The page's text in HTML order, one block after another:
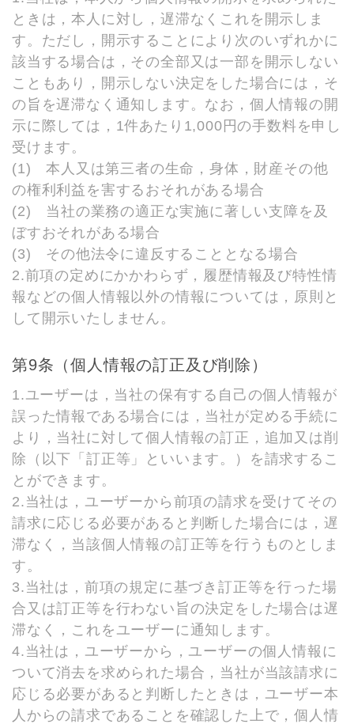
ときは，本人に対し，遅滞なくこれを開示しま
す。ただし，開示することにより次のいずれかに
該当する場合は，その全部又は一部を開示しない
こともあり，開示しない決定をした場合には，そ
の旨を遅滞なく通知します。なお，個人情報の開
示に際しては，1件あたり1,000円の手数料を申し
受けます。
(1) 本人又は第三者の生命，身体，財産その他
の権利利益を害するおそれがある場合
(2) 当社の業務の適正な実施に著しい支障を及
ぼすおそれがある場合
(3) その他法令に違反することとなる場合
2.前項の定めにかかわらず，履歴情報及び特性情
報などの個人情報以外の情報については，原則と
して開示いたしません。
第9条（個人情報の訂正及び削除）
1.ユーザーは，当社の保有する自己の個人情報が
誤った情報である場合には，当社が定める手続に
より，当社に対して個人情報の訂正，追加又は削
除（以下「訂正等」といいます。）を請求するこ
とができます。
2.当社は，ユーザーから前項の請求を受けてその
請求に応じる必要があると判断した場合には，遅
滞なく，当該個人情報の訂正等を行うものとしま
す。
3.当社は，前項の規定に基づき訂正等を行った場
合又は訂正等を行わない旨の決定をした場合は遅
滞なく，これをユーザーに通知します。
4.当社は，ユーザーから，ユーザーの個人情報に
ついて消去を求められた場合，当社が当該請求に
応じる必要があると判断したときは，ユーザー本
人からの請求であることを確認した上で，個人情